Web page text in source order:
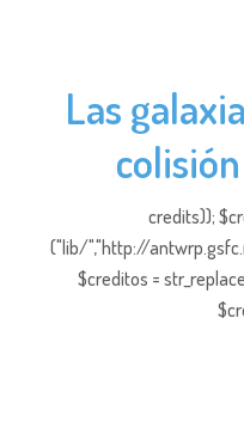
Las
credits));
("lib/","http://
$creditos =